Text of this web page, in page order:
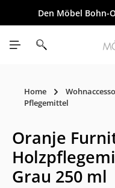
springen
Den Möbel Bohn-
Home
Pflegemittel
Oranje
Grau 250 ml